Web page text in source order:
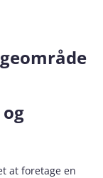
at foretage en